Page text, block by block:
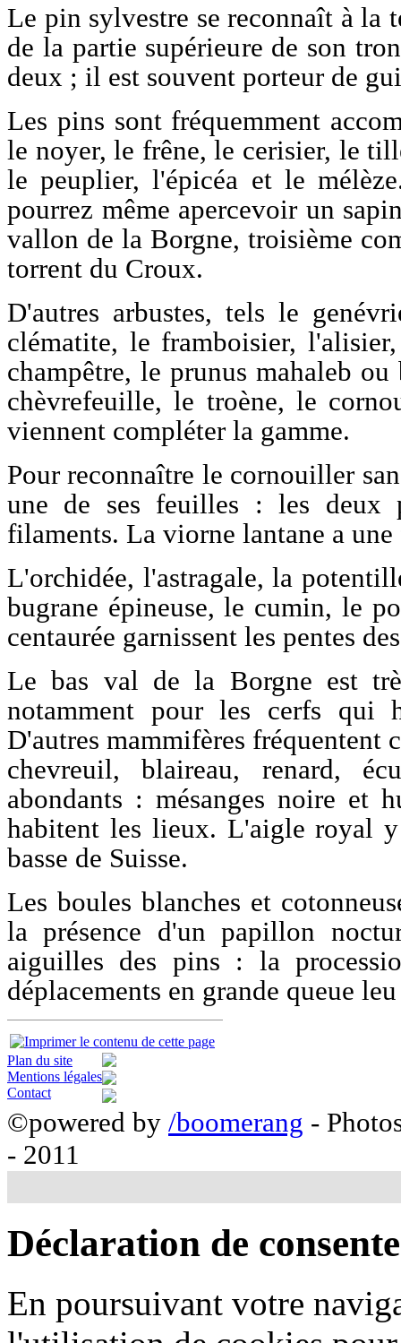
Le pin sylvestre se reconnaît à la
de la partie supérieure de son
deux ; il est souvent porteur de
Les pins sont fréquemment
le noyer, le frêne, le cerisier, le
le peuplier, l'épicéa et le
pourrez même apercevoir un
vallon de la Borgne, troisième
torrent du Croux.
D'autres arbustes, tels le
clématite, le framboisier,
champêtre, le prunus mahaleb
chèvrefeuille, le troène, le
viennent compléter la gamme.
Pour reconnaître le cornouiller
une de ses feuilles : les deux
filaments. La viorne lantane a
L'orchidée, l'astragale, la
bugrane épineuse, le cumin, le
centaurée garnissent les pentes
Le bas val de la Borgne est
notamment pour les cerfs qui
D'autres mammifères fréquentent
chevreuil, blaireau, renard,
abondants : mésanges noire et
habitent les lieux. L'aigle royal
basse de Suisse.
Les boules blanches et
la présence d'un papillon
aiguilles des pins : la
déplacements en grande queue
Plan du site
Mentions légales
Contact
©powered by /boomerang -
- 2011
Déclaration de
En poursuivant votre